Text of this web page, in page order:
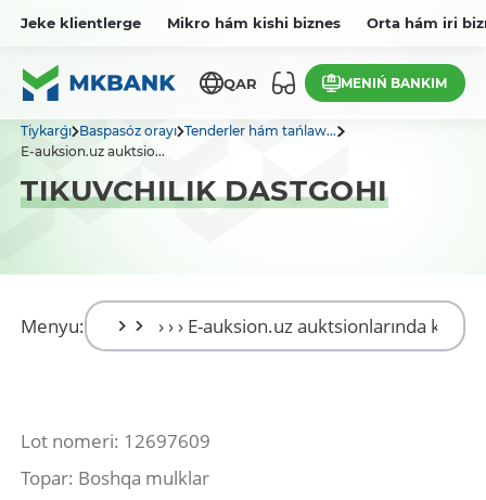
Jeke klientlerge Mikro hám kishi biznes Orta hám iri
QAR MENIŃ BANKIM
Tiykarǵı Baspasóz orayı Tenderler hám tańlaw...
E-auksion.uz auktsio...
TIKUVCHILIK DASTGOHI
Menyu:
Lot nomeri: 12697609
Topar: Boshqa mulklar